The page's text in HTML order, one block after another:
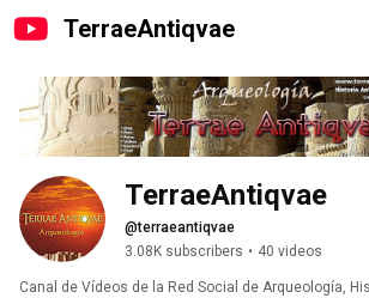
TerraeAntiqvae
TerraeAntiqvae
@terraeantiqvae
3.08K subscribers • 40 videos
Canal de Vídeos de la Red Social de Arqueología,